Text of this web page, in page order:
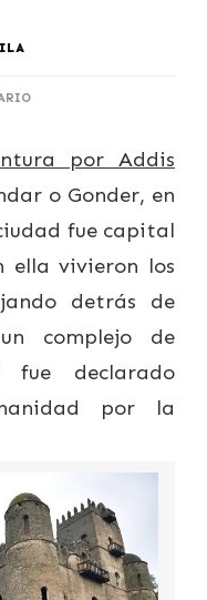
EN
DE
por Addis
o Gonder, en
fue capital
ella vivieron los
detrás de
complejo de
fue declarado
por la